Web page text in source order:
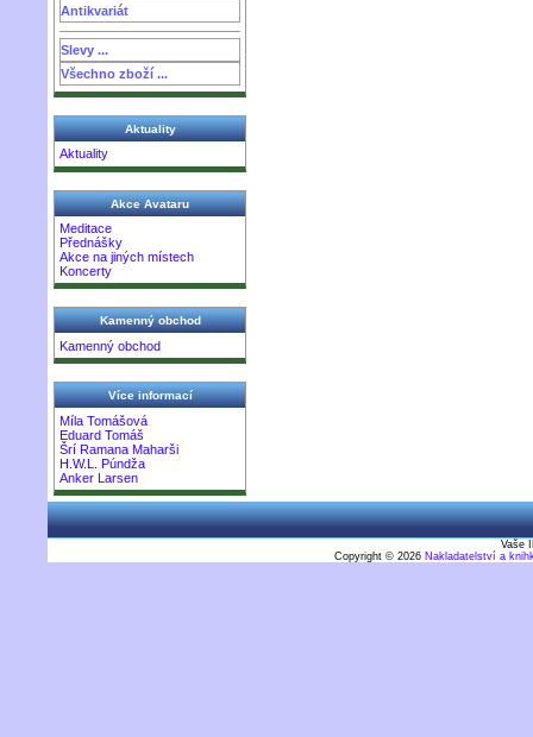
Antikvariát
Slevy ...
Všechno zboží ...
Aktuality
Aktuality
Akce Avataru
Meditace
Přednášky
Akce na jiných místech
Koncerty
Kamenný obchod
Kamenný obchod
Více informací
Míla Tomášová
Eduard Tomáš
Šrí Ramana Maharši
H.W.L. Púndža
Anker Larsen
Vaše
Copyright © 2026 Nakladatelství a